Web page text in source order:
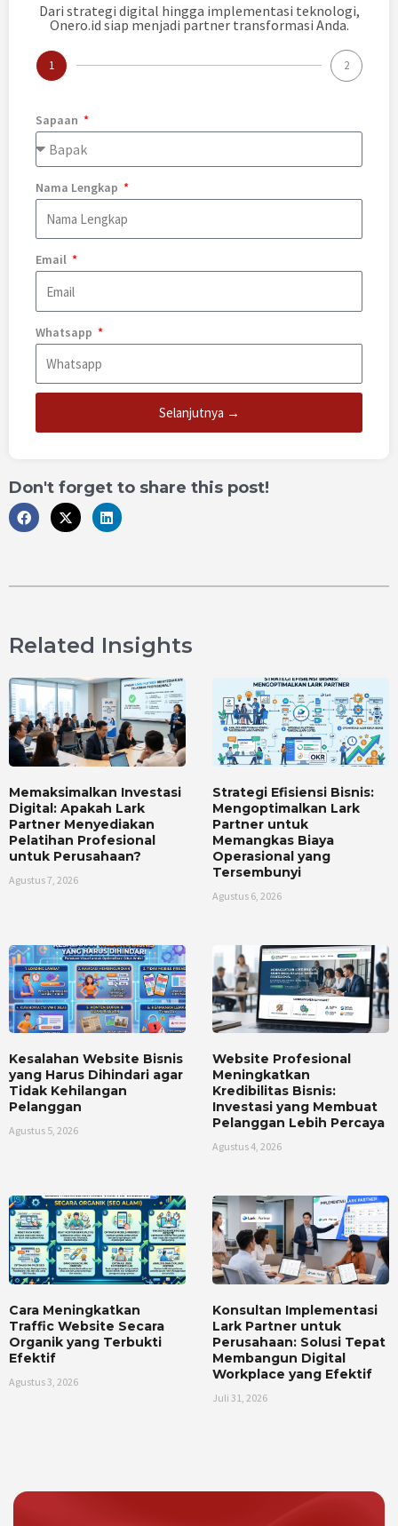
Dari strategi digital hingga implementasi teknologi,
Onero.id siap menjadi partner transformasi Anda.
1 2
Sapaan
Nama Lengkap
Email
Whatsapp
Selanjutnya →
Don't forget to share this post!
Related Insights
Memaksimalkan Investasi
Digital: Apakah Lark
Partner Menyediakan
Pelatihan Profesional
untuk Perusahaan?
Agustus 7, 2026
Strategi Efisiensi Bisnis:
Mengoptimalkan Lark
Partner untuk
Memangkas Biaya
Operasional yang
Tersembunyi
Agustus 6, 2026
Kesalahan Website Bisnis
yang Harus Dihindari agar
Tidak Kehilangan
Pelanggan
Agustus 5, 2026
Website Profesional
Meningkatkan
Kredibilitas Bisnis:
Investasi yang Membuat
Pelanggan Lebih Percaya
Agustus 4, 2026
Cara Meningkatkan
Traffic Website Secara
Organik yang Terbukti
Efektif
Agustus 3, 2026
Konsultan Implementasi
Lark Partner untuk
Perusahaan: Solusi Tepat
Membangun Digital
Workplace yang Efektif
Juli 31, 2026